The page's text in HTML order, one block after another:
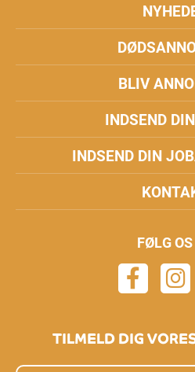
BLIV
INDSEND
INDSEND DIN
FØLG
TILMELD DIG